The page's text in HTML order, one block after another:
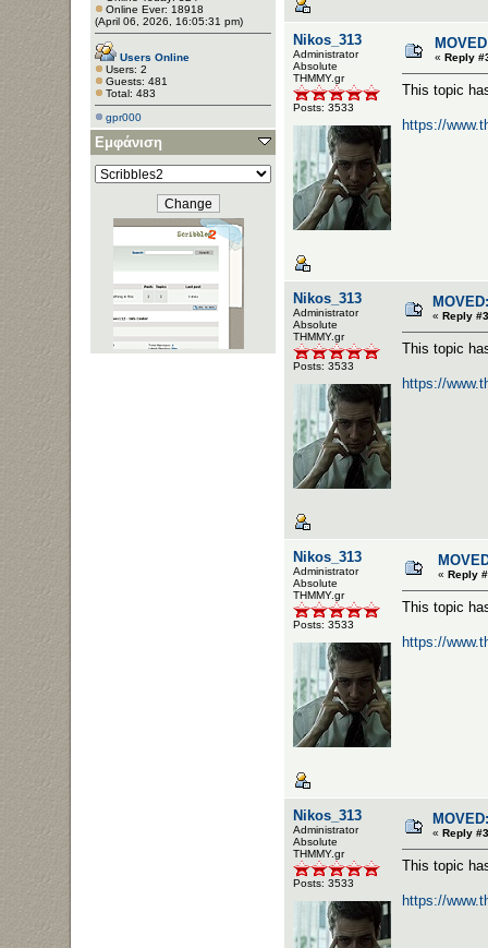
Online Ever: 18918
(April 06, 2026, 16:05:31 pm)
Users Online
Users: 2
Guests: 481
Total: 483
gpr000
Εμφάνιση
Nikos_313
Administrator
Αbsolute
ΤΗΜΜΥ.gr
Posts: 3533
« Reply
This topic
https://
Nikos_313
Administrator
Αbsolute
ΤΗΜΜΥ.gr
Posts: 3533
« Reply
This topic
https://
Nikos_313
Administrator
Αbsolute
ΤΗΜΜΥ.gr
Posts: 3533
« Reply
This topic
https://
Nikos_313
Administrator
Αbsolute
ΤΗΜΜΥ.gr
Posts: 3533
« Reply
This topic
https://